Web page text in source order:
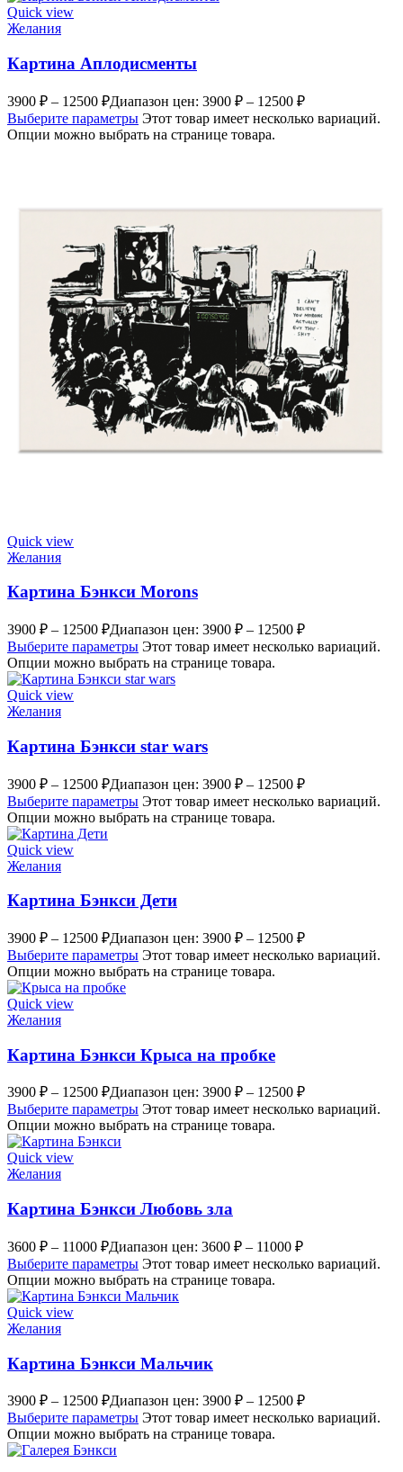
Quick view
Желания
Картина Аплодисменты
3900 ₽ – 12500 ₽Диапазон цен: 3900 ₽ – 12500 ₽
Выберите параметры Этот товар имеет несколько вариаций.
Опции можно выбрать на странице товара.
Quick view
Желания
Картина Бэнкси Morons
3900 ₽ – 12500 ₽Диапазон цен: 3900 ₽ – 12500 ₽
Выберите параметры Этот товар имеет несколько вариаций.
Опции можно выбрать на странице товара.
Quick view
Желания
Картина Бэнкси star wars
3900 ₽ – 12500 ₽Диапазон цен: 3900 ₽ – 12500 ₽
Выберите параметры Этот товар имеет несколько вариаций.
Опции можно выбрать на странице товара.
Quick view
Желания
Картина Бэнкси Дети
3900 ₽ – 12500 ₽Диапазон цен: 3900 ₽ – 12500 ₽
Выберите параметры Этот товар имеет несколько вариаций.
Опции можно выбрать на странице товара.
Quick view
Желания
Картина Бэнкси Крыса на пробке
3900 ₽ – 12500 ₽Диапазон цен: 3900 ₽ – 12500 ₽
Выберите параметры Этот товар имеет несколько вариаций.
Опции можно выбрать на странице товара.
Quick view
Желания
Картина Бэнкси Любовь зла
3600 ₽ – 11000 ₽Диапазон цен: 3600 ₽ – 11000 ₽
Выберите параметры Этот товар имеет несколько вариаций.
Опции можно выбрать на странице товара.
Quick view
Желания
Картина Бэнкси Мальчик
3900 ₽ – 12500 ₽Диапазон цен: 3900 ₽ – 12500 ₽
Выберите параметры Этот товар имеет несколько вариаций.
Опции можно выбрать на странице товара.